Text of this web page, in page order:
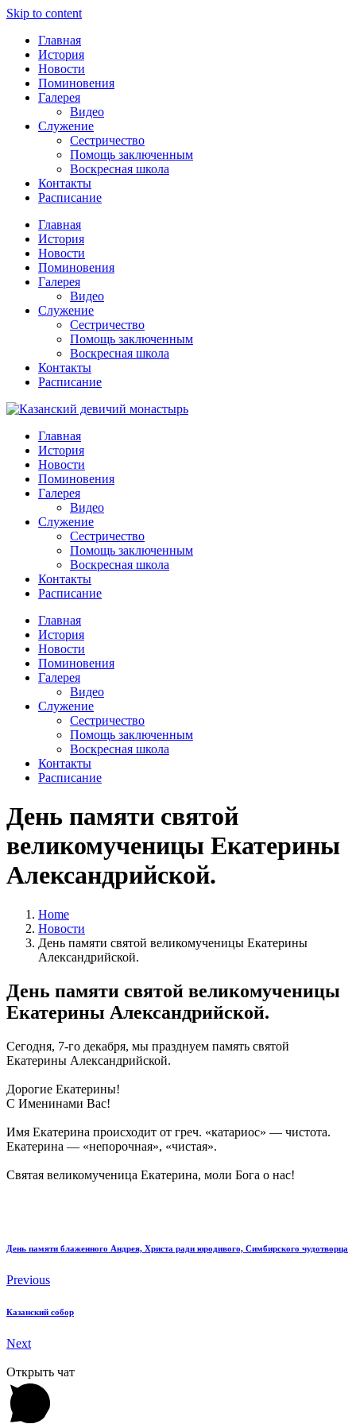
Skip to content
Главная
История
Новости
Поминовения
Галерея
Видео
Служение
Сестричество
Помощь заключенным
Воскресная школа
Контакты
Расписание
Главная
История
Новости
Поминовения
Галерея
Видео
Служение
Сестричество
Помощь заключенным
Воскресная школа
Контакты
Расписание
Главная
История
Новости
Поминовения
Галерея
Видео
Служение
Сестричество
Помощь заключенным
Воскресная школа
Контакты
Расписание
Главная
История
Новости
Поминовения
Галерея
Видео
Служение
Сестричество
Помощь заключенным
Воскресная школа
Контакты
Расписание
День памяти святой
великомученицы Екатерины
Александрийской.
Home
Новости
День памяти святой великомученицы Екатерины
Александрийской.
День памяти святой великомученицы
Екатерины Александрийской.
Сегодня, 7-го декабря, мы празднуем память святой
Екатерины Александрийской.
Дорогие Екатерины!
С Именинами Вас!
Имя Екатерина происходит от греч. «катариос» — чистота.
Екатерина — «непорочная», «чистая».
Святая великомученица Екатерина, моли Бога о нас!
День памяти блаженного Андрея, Христа ради юродивого, Симбирского чудотворца
Previous
Казанский собор
Next
Открыть чат